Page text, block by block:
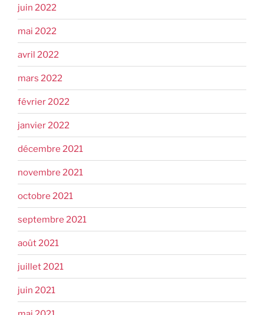
juin 2022
mai 2022
avril 2022
mars 2022
février 2022
janvier 2022
décembre 2021
novembre 2021
octobre 2021
septembre 2021
août 2021
juillet 2021
juin 2021